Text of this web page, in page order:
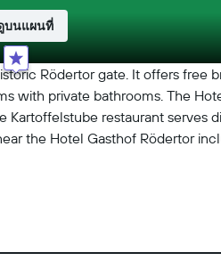
Rödertor gate. It offers free
with private bathrooms. The
restaurant serves
the Hotel Gasthof Rödertor
บนแผนที่